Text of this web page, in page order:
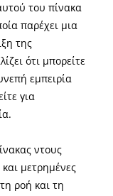
του πίνακα
παρέχει μια
της
ότι μπορείτε
εμπειρία
για
ντους
μετρημένες
ροή και τη